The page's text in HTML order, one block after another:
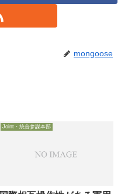
mongoose
Joint・統合参謀本部